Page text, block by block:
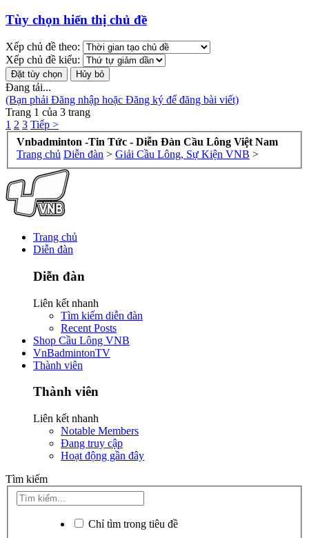
Tùy chọn hiển thị chủ đề
Xếp chủ đề theo:
Xếp chủ đề kiểu:
Đang tải...
(Bạn phải Đăng nhập hoặc Đăng ký để đăng bài viết)
Trang 1 của 3 trang
1 2 3 Tiếp >
Vnbadminton -Tin Tức - Diễn Đàn Cầu Lông Việt Nam
Trang chủ Diễn đàn > Giải Cầu Lông, Sự Kiện VNB >
Trang chủ
Diễn đàn
Diễn đàn
Liên kết nhanh
Tìm kiếm diễn đàn
Recent Posts
Shop Cầu Lông VNB
VnBadmintonTV
Thành viên
Thành viên
Liên kết nhanh
Notable Members
Đang truy cập
Hoạt động gần đây
Tìm kiếm
Chỉ tìm trong tiêu đề